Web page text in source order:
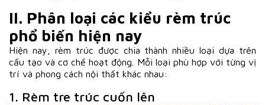
II. Phân loại các kiểu rèm trúc
phổ biến hiện nay
Hiện nay, rèm trúc được chia thành nhiều loại dựa trên
cấu tạo và cơ chế hoạt động. Mỗi loại phù hợp với từng vị
trí và phong cách nội thất khác nhau:
1. Rèm tre trúc cuốn lên